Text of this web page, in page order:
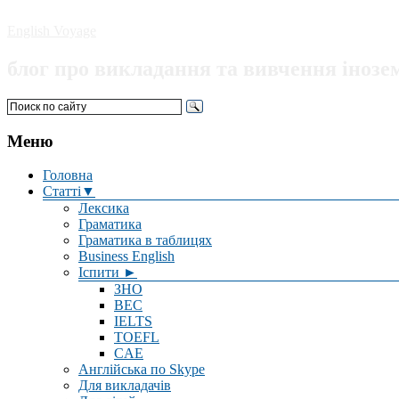
Меню
Головна
Статті▼
Лексика
Граматика
Граматика в таблицях
Business English
Іспити ►
ЗНО
BEC
IELTS
TOEFL
CAE
Англійська по Skype
Для викладачів